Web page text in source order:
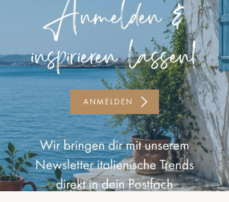
Leipzig
Lindau
Münster
Oldenburg
Potsdam
Rostock
ANMELDEN